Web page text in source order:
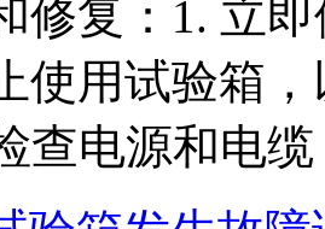
修复：1. 立
使用试验箱
查电源和电